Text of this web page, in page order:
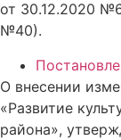
от 30.12.2020
№40).
О внесении
«Развитие
района»,